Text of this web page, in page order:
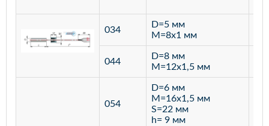
034
D=5 мм
M=8х1 мм
044
D=8 мм
M=12х1,5 мм
054
D=6 мм
M=16х1,5 мм
S=22 мм
h= 9 мм